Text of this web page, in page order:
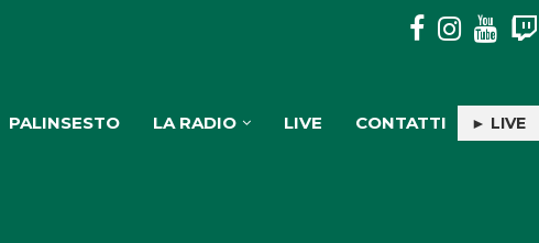
“THE KIDS AREN’T ALRIGHT”: IL MESSAGGIO DIETRO IL...
PALINSESTO LA RADIO LIVE CONTATTI ► LIVE